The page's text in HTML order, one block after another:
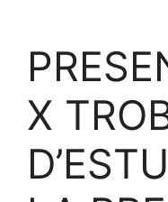
X